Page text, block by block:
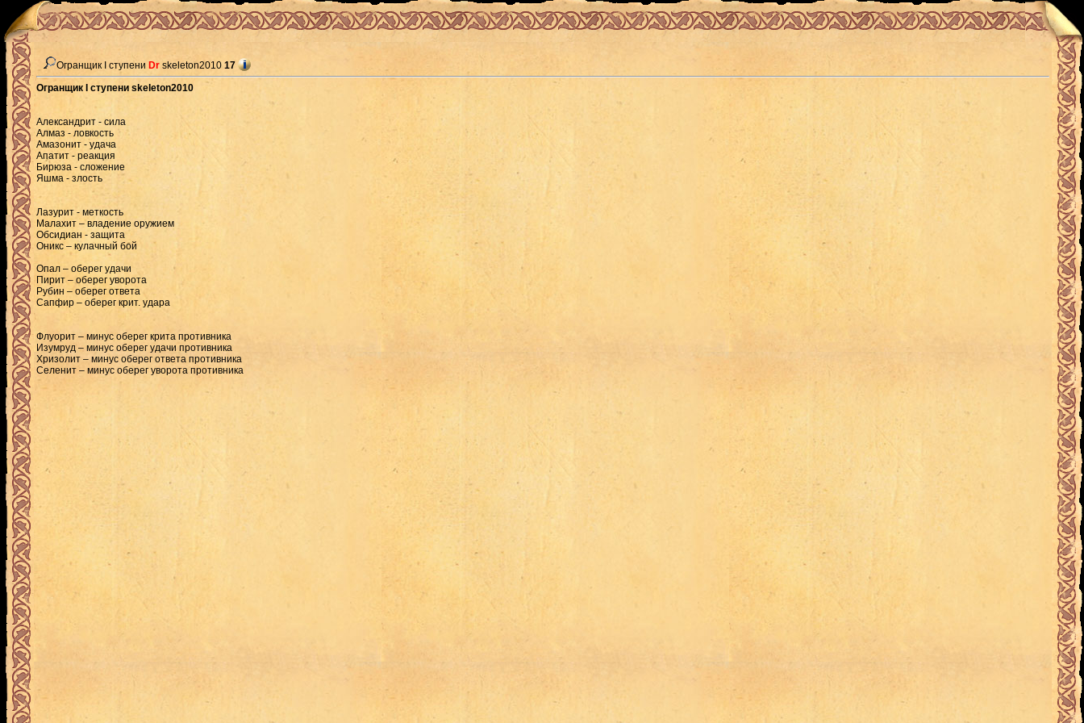
Огранщик I ступени Dr skeleton2010 17
Огранщик I ступени skeleton2010
Александрит - сила
Алмаз - ловкость
Амазонит - удача
Апатит - реакция
Бирюза - сложение
Яшма - злость
Лазурит - меткость
Малахит – владение оружием
Обсидиан - защита
Оникс – кулачный бой
Опал – оберег удачи
Пирит – оберег уворота
Рубин – оберег ответа
Сапфир – оберег крит. удара
Флуорит – минус оберег крита противника
Изумруд – минус оберег удачи противника
Хризолит – минус оберег ответа противника
Селенит – минус оберег уворота противника